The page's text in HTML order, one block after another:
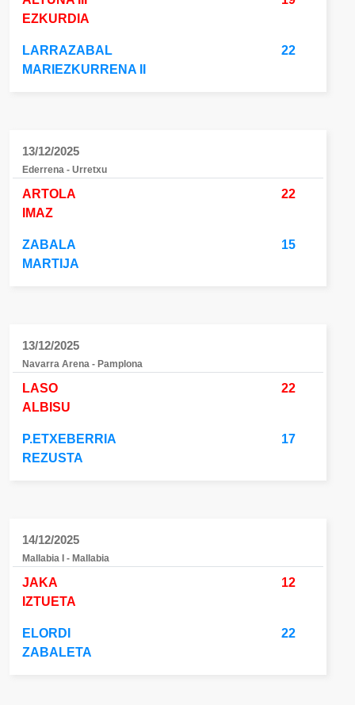
EZKURDIA
LARRAZABAL
MARIEZKURRENA II
22
13/12/2025
Ederrena - Urretxu
ARTOLA
IMAZ
22
ZABALA
MARTIJA
15
13/12/2025
Navarra Arena - Pamplona
LASO
ALBISU
22
P.ETXEBERRIA
REZUSTA
17
14/12/2025
Mallabia I - Mallabia
JAKA
IZTUETA
12
ELORDI
ZABALETA
22